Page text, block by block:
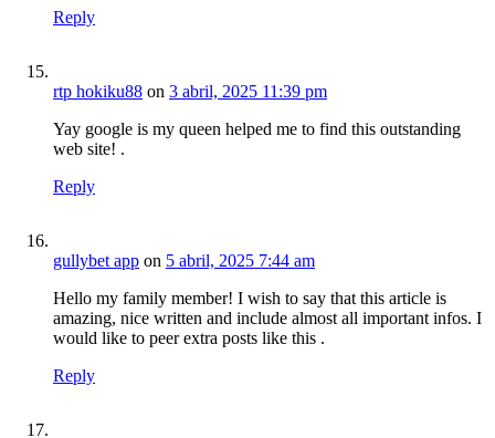
Reply
rtp hokiku88 on 3 abril, 2025 11:39 pm
Yay google is my queen helped me to find this outstanding
web site! .
Reply
gullybet app on 5 abril, 2025 7:44 am
Hello my family member! I wish to say that this article is
amazing, nice written and include almost all important infos. I
would like to peer extra posts like this .
Reply